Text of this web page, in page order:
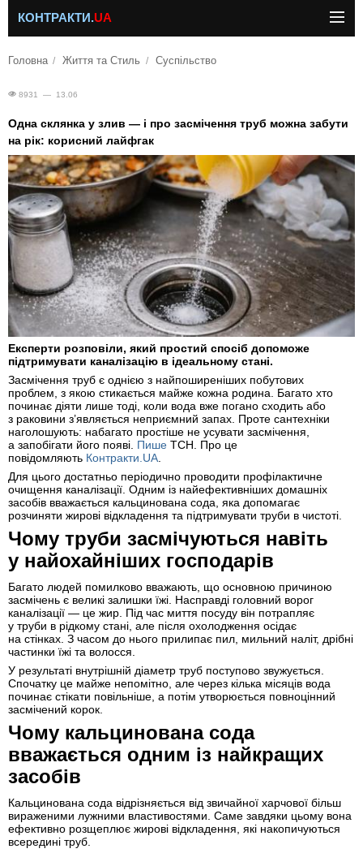
КОНТРАКТИ.UA
Головна Життя та Стиль Суспільство
8931 — 13.06
Одна склянка у злив — і про засмічення труб можна забути
на рік: корисний лайфгак
Експерти розповіли, який простий спосіб допоможе
підтримувати каналізацію в ідеальному стані.
Засмічення труб є однією з найпоширеніших побутових
проблем, з якою стикається майже кожна родина. Багато хто
починає діяти лише тоді, коли вода вже погано сходить або
з раковини з’являється неприємний запах. Проте сантехніки
наголошують: набагато простіше не усувати засмічення,
а запобігати його появі. Пише ТСН. Про це
повідомляють Контракти.UA.
Для цього достатньо періодично проводити профілактичне
очищення каналізації. Одним із найефективніших домашніх
засобів вважається кальцинована сода, яка допомагає
розчиняти жирові відкладення та підтримувати труби в чистоті.
Чому труби засмічуються навіть
у найохайніших господарів
Багато людей помилково вважають, що основною причиною
засмічень є великі залишки їжі. Насправді головний ворог
каналізації — це жир. Під час миття посуду він потрапляє
у труби в рідкому стані, але після охолодження осідає
на стінках. З часом до нього прилипає пил, мильний наліт, дрібні
частинки їжі та волосся.
У результаті внутрішній діаметр труб поступово звужується.
Спочатку це майже непомітно, але через кілька місяців вода
починає стікати повільніше, а потім утворюється повноцінний
засмічений корок.
Чому кальцинована сода
вважається одним із найкращих
засобів
Кальцинована сода відрізняється від звичайної харчової більш
вираженими лужними властивостями. Саме завдяки цьому вона
ефективно розщеплює жирові відкладення, які накопичуються
всередині труб.